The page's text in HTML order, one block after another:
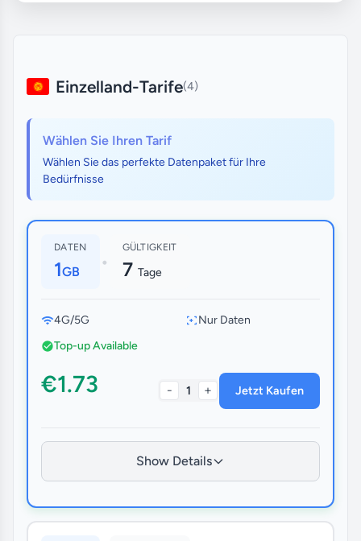
Einzelland-Tarife(4)
Wählen Sie Ihren Tarif
Wählen Sie das perfekte Datenpaket für Ihre
Bedürfnisse
DATEN
1GB •
GÜLTIGKEIT
7 Tage
4G/5G
Nur Daten
Top-up Available
€1.73 - 1 + Jetzt Kaufen
Show Details